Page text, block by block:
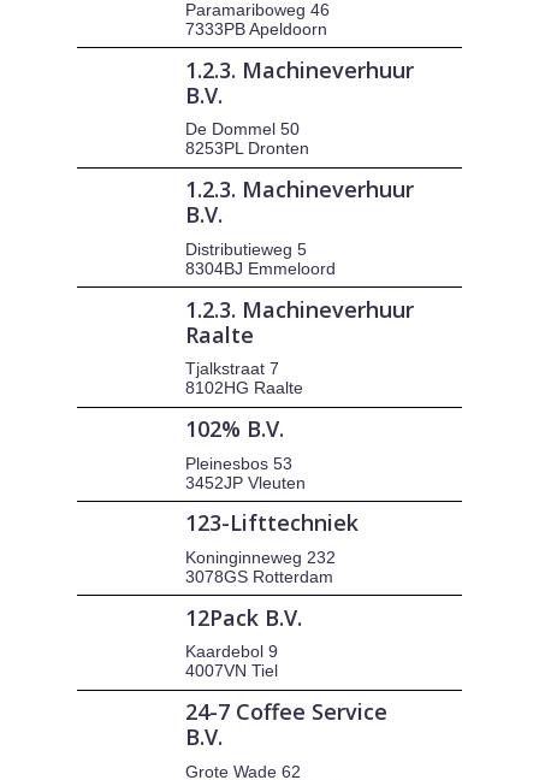
Paramariboweg 46
7333PB Apeldoorn
1.2.3. Machineverhuur
B.V.
De Dommel 50
8253PL Dronten
1.2.3. Machineverhuur
B.V.
Distributieweg 5
8304BJ Emmeloord
1.2.3. Machineverhuur
Raalte
Tjalkstraat 7
8102HG Raalte
102% B.V.
Pleinesbos 53
3452JP Vleuten
123-Lifttechniek
Koninginneweg 232
3078GS Rotterdam
12Pack B.V.
Kaardebol 9
4007VN Tiel
24-7 Coffee Service
B.V.
Grote Wade 62